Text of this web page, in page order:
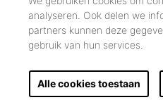
analyseren. Ook delen we
partners kunnen deze
gebruik van hun services.
Alle cookies toestaan